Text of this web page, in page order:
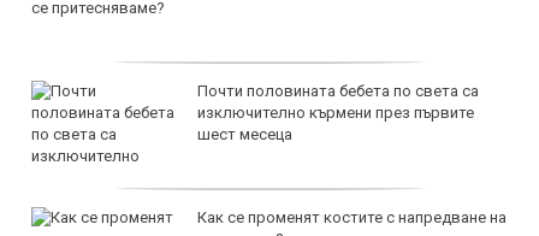
Почти половината бебета по света са
изключително кърмени през първите
шест месеца
Как се променят костите с напредване на